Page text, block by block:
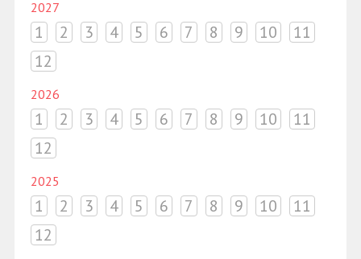
2027
1 2 3 4 5 6 7 8 9 10
11
12
2026
1 2 3 4 5 6 7 8 9 10
11
12
2025
1 2 3 4 5 6 7 8 9 10
11
12